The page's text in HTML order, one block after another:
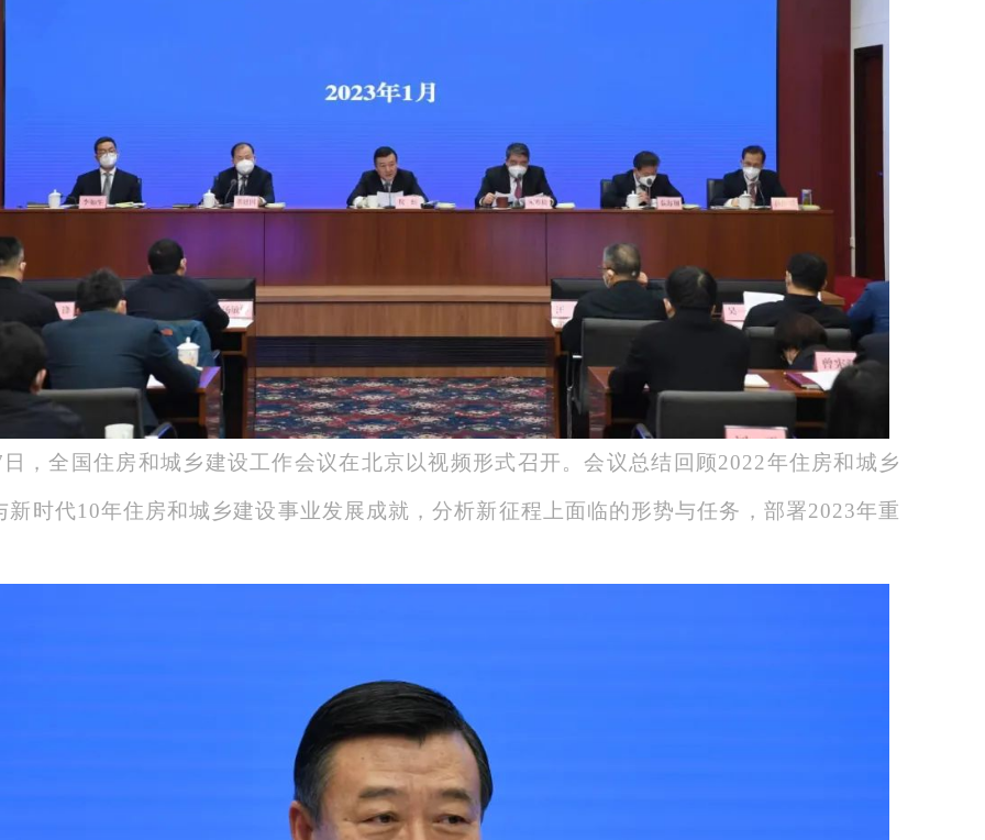
，全国住房和城乡建设工作会议在北京以视频形式召开。会议总结回顾2022年住房和城乡
新时代10年住房和城乡建设事业发展成就，分析新征程上面临的形势与任务，部署2023年重